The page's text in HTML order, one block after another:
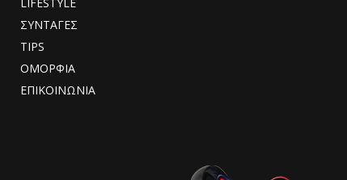
ΣΥΝΤΑΓΕΣ
TIPS
ΟΜΟΡΦΙΑ
ΕΠΙΚΟΙΝΩΝΙΑ